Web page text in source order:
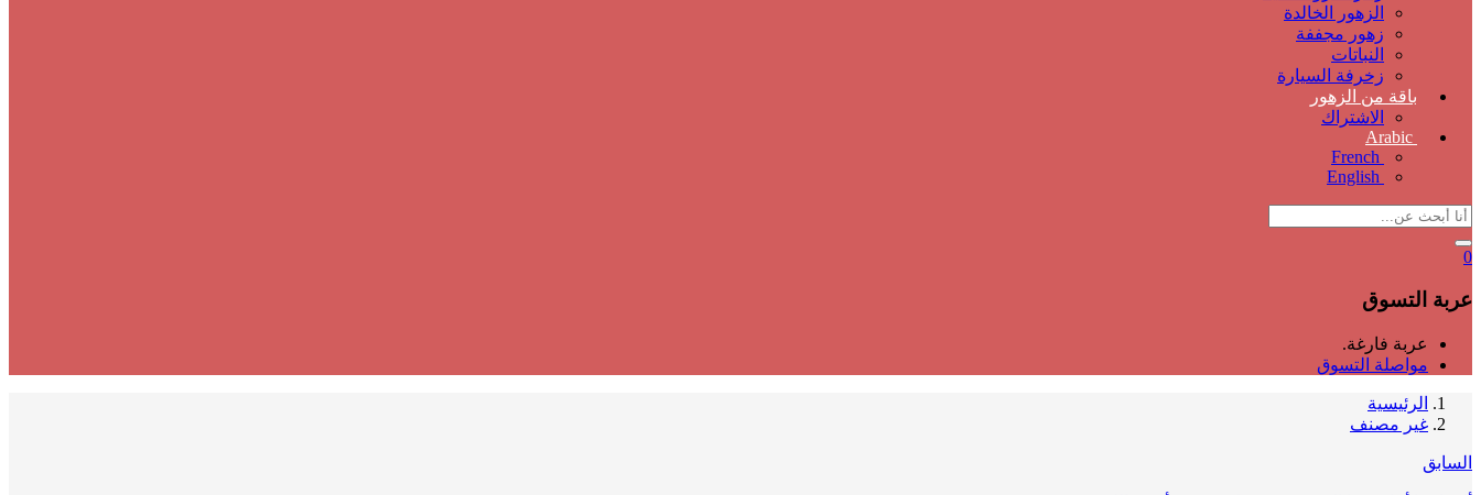
الزهور الخالدة
زهور مجففة
النباتات
زخرفة السيارة
باقة من الزهور
الاشتراك
Arabic
French
English
0
عربة التسوق
عربة فارغة.
مواصلة التسوق
الرئيسية
غير مصنف
السابق